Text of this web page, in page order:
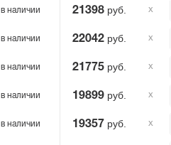
в наличии 21398 руб. х
в наличии 22042 руб. х
в наличии 21775 руб. х
в наличии 19899 руб. х
в наличии 19357 руб. х